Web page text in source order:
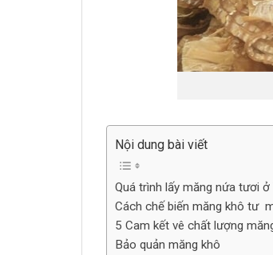
Nội dung bài viết
Quá trình lấy măng nứa tươi ở
Cách chế biến măng khô tư
5 Cam kết vê chất lượng
Bảo quản măng khô